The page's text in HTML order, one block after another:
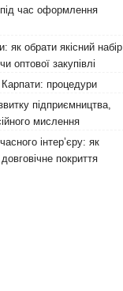
час оформлення
обрати якісний набір
оптової закупівлі
Карпати: процедури
підприємництва,
мислення
інтер’єру: як
покриття